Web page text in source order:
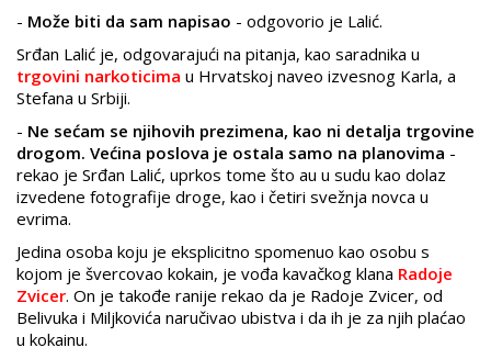
- Može biti da sam napisao - odgovorio je Lalić.
Srđan Lalić je, odgovarajući na pitanja, kao saradnika u
trgovini narkoticima u Hrvatskoj naveo izvesnog Karla, a
Stefana u Srbiji.
- Ne sećam se njihovih prezimena, kao ni detalja trgovine
drogom. Većina poslova je ostala samo na planovima -
rekao je Srđan Lalić, uprkos tome što au u sudu kao dolaz
izvedene fotografije droge, kao i četiri svežnja novca u
evrima.
Jedina osoba koju je eksplicitno spomenuo kao osobu s
kojom je švercovao kokain, je vođa kavačkog klana Radoje
Zvicer. On je takođe ranije rekao da je Radoje Zvicer, od
Belivuka i Miljkovića naručivao ubistva i da ih je za njih plaćao
u kokainu.